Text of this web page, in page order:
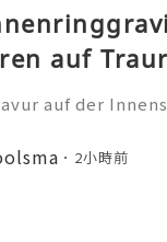
auf
auf der
oft ein Datum,
ein Symb2小時前